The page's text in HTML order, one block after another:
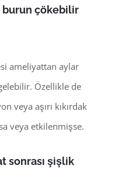
burun çökebilir
ameliyattan aylar
Özellikle de
veya aşırı kıkırdak
veya etkilenmişse.
sonrası şişlik